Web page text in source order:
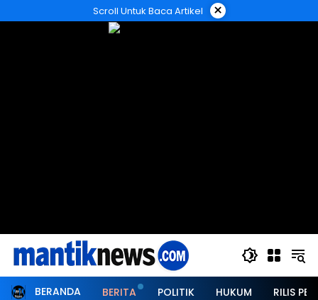
ke
Scroll Untuk Baca Artikel ×
BERANDA BERITA POLITIK HUKUM RILIS